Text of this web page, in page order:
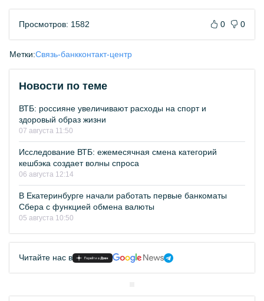
Просмотров: 1582 0 0
Метки:Связь-банкконтакт-центр
Новости по теме
ВТБ: россияне увеличивают расходы на спорт и
здоровый образ жизни
07 августа 11:50
Исследование ВТБ: ежемесячная смена категорий
кешбэка создает волны спроса
06 августа 12:14
В Екатеринбурге начали работать первые банкоматы
Сбера с функцией обмена валюты
05 августа 10:50
Читайте нас в